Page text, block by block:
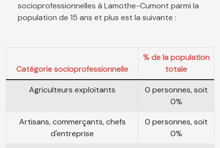
socioprofessionnelles à Lamothe-Cumont parmi la
population de 15 ans et plus est la suivante :
Catégorie socioprofessionnelle
% de la population
totale
Agriculteurs exploitants
0 personnes, soit
0%
Artisans, commerçants, chefs
d'entreprise
0 personnes, soit
0%